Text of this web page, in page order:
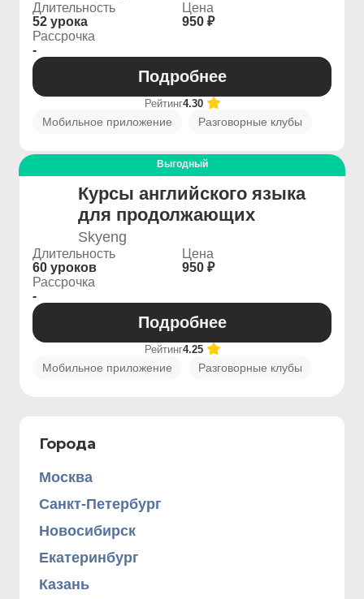
Длительность
52 урока
Цена
950 ₽
Рассрочка
-
Подробнее
Рейтинг4.30
Мобильное приложение Разговорные клубы
Выгодный
Курсы английского языка
для продолжающих
Skyeng
Длительность
60 уроков
Цена
950 ₽
Рассрочка
-
Подробнее
Рейтинг4.25
Мобильное приложение Разговорные клубы
Города
Москва
Санкт-Петербург
Новосибирск
Екатеринбург
Казань